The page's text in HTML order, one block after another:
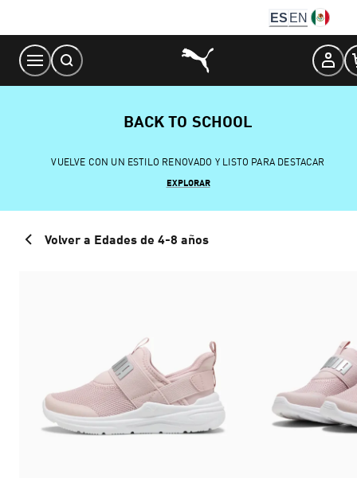
Content
ES EN
BACK TO SCHOOL
VUELVE CON UN ESTILO RENOVADO Y LISTO PARA DESTACAR
EXPLORAR
Volver a Edades de 4-8 años